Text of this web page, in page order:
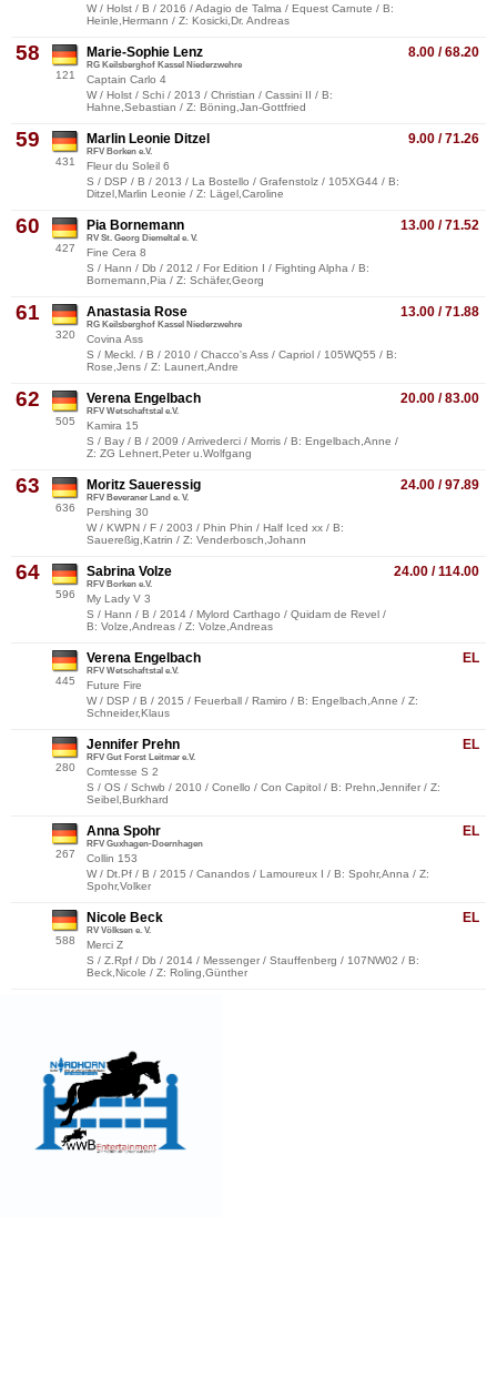
W / Holst / B / 2016 / Adagio de Talma / Equest Carnute / B:
Heinle,Hermann / Z: Kosicki,Dr. Andreas
58
121
8.00 / 68.20
Marie-Sophie Lenz
RG Keilsberghof Kassel Niederzwehre
Captain Carlo 4
W / Holst / Schi / 2013 / Christian / Cassini II / B:
Hahne,Sebastian / Z: Böning,Jan-Gottfried
59
431
9.00 / 71.26
Marlin Leonie Ditzel
RFV Borken e.V.
Fleur du Soleil 6
S / DSP / B / 2013 / La Bostello / Grafenstolz / 105XG44 / B:
Ditzel,Marlin Leonie / Z: Lägel,Caroline
60
427
13.00 / 71.52
Pia Bornemann
RV St. Georg Diemeltal e. V.
Fine Cera 8
S / Hann / Db / 2012 / For Edition I / Fighting Alpha / B:
Bornemann,Pia / Z: Schäfer,Georg
61
320
13.00 / 71.88
Anastasia Rose
RG Keilsberghof Kassel Niederzwehre
Covina Ass
S / Meckl. / B / 2010 / Chacco's Ass / Capriol / 105WQ55 / B:
Rose,Jens / Z: Launert,Andre
62
505
20.00 / 83.00
Verena Engelbach
RFV Wetschaftstal e.V.
Kamira 15
S / Bay / B / 2009 / Arrivederci / Morris / B: Engelbach,Anne /
Z: ZG Lehnert,Peter u.Wolfgang
63
636
24.00 / 97.89
Moritz Saueressig
RFV Beveraner Land e. V.
Pershing 30
W / KWPN / F / 2003 / Phin Phin / Half Iced xx / B:
Sauereßig,Katrin / Z: Venderbosch,Johann
64
596
24.00 / 114.00
Sabrina Volze
RFV Borken e.V.
My Lady V 3
S / Hann / B / 2014 / Mylord Carthago / Quidam de Revel /
B: Volze,Andreas / Z: Volze,Andreas
445
EL
Verena Engelbach
RFV Wetschaftstal e.V.
Future Fire
W / DSP / B / 2015 / Feuerball / Ramiro / B: Engelbach,Anne / Z:
Schneider,Klaus
280
EL
Jennifer Prehn
RFV Gut Forst Leitmar e.V.
Comtesse S 2
S / OS / Schwb / 2010 / Conello / Con Capitol / B: Prehn,Jennifer / Z:
Seibel,Burkhard
267
EL
Anna Spohr
RFV Guxhagen-Doernhagen
Collin 153
W / Dt.Pf / B / 2015 / Canandos / Lamoureux I / B: Spohr,Anna / Z:
Spohr,Volker
588
EL
Nicole Beck
RV Völksen e. V.
Merci Z
S / Z.Rpf / Db / 2014 / Messenger / Stauffenberg / 107NW02 / B:
Beck,Nicole / Z: Roling,Günther